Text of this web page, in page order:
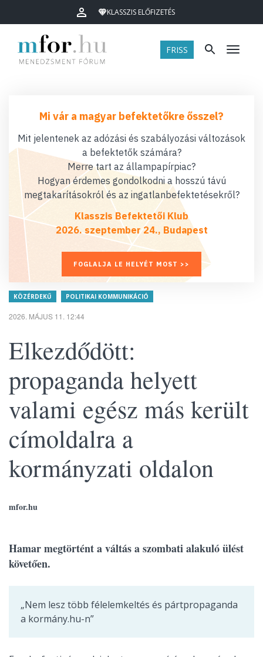
KLASSZIS ELŐFIZETÉS
FRISS Menü
Mi vár a magyar befektetőkre ősszel?
Mit jelentenek az adózási és szabályozási változások
a befektetők számára?
Merre tart az állampapírpiac?
Hogyan érdemes gondolkodni a hosszú távú
megtakarításokról és az ingatlanbefektetésekről?
Klasszis Befektetői Klub
2026. szeptember 24., Budapest
FOGLALJA LE HELYÉT MOST >>
KÖZÉRDEKŰ POLITIKAI KOMMUNIKÁCIÓ
2026. MÁJUS 11. 12:44
Elkezdődött:
propaganda helyett
valami egész más került
címoldalra a
kormányzati oldalon
mfor.hu
Hamar megtörtént a váltás a szombati alakuló ülést
követően.
„Nem lesz több félelemkeltés és pártpropaganda
a kormány.hu-n”